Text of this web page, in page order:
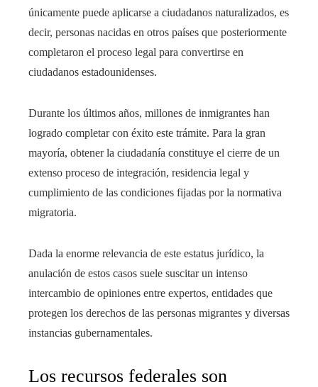
únicamente puede aplicarse a ciudadanos naturalizados, es
decir, personas nacidas en otros países que posteriormente
completaron el proceso legal para convertirse en
ciudadanos estadounidenses.
Durante los últimos años, millones de inmigrantes han
logrado completar con éxito este trámite. Para la gran
mayoría, obtener la ciudadanía constituye el cierre de un
extenso proceso de integración, residencia legal y
cumplimiento de las condiciones fijadas por la normativa
migratoria.
Dada la enorme relevancia de este estatus jurídico, la
anulación de estos casos suele suscitar un intenso
intercambio de opiniones entre expertos, entidades que
protegen los derechos de las personas migrantes y diversas
instancias gubernamentales.
Los recursos federales son